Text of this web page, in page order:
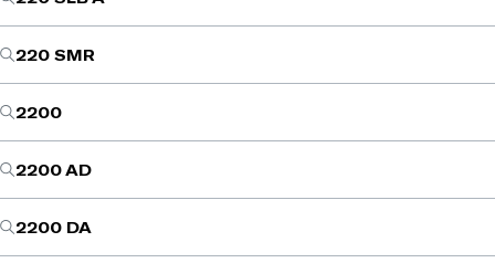
220 SMR
2200
2200 AD
2200 DA